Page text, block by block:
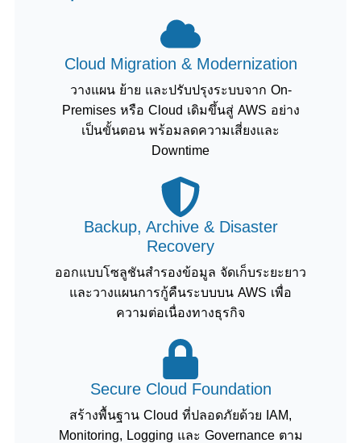
Cloud Migration & Modernization
วางแผน ย้าย และปรับปรุงระบบจาก On-
Premises หรือ Cloud เดิมขึ้นสู่ AWS อย่าง
เป็นขั้นตอน พร้อมลดความเสี่ยงและ
Downtime
Backup, Archive & Disaster
Recovery
ออกแบบโซลูชันสำรองข้อมูล จัดเก็บระยะยาว
และวางแผนการกู้คืนระบบบน AWS เพื่อ
ความต่อเนื่องทางธุรกิจ
Secure Cloud Foundation
สร้างพื้นฐาน Cloud ที่ปลอดภัยด้วย IAM,
Monitoring, Logging และ Governance ตาม